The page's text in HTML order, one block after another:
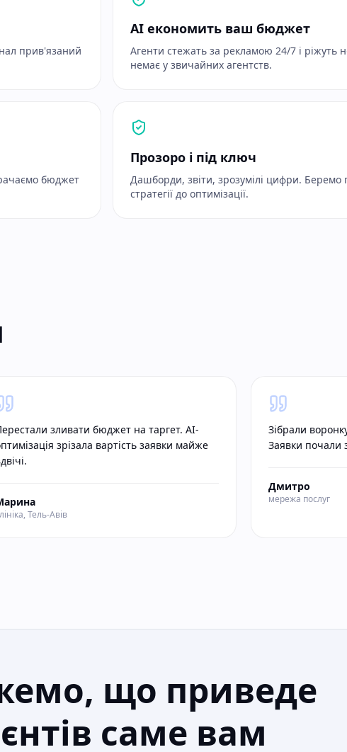
прив'язаний
AI економить ваш бюджет
Агенти стежать за рекламою 24/7 і ріжуть
немає у звичайних агентств.
бюджет
Прозоро і під ключ
Дашборди, звіти, зрозумілі цифри. Беремо
стратегії до оптимізації.
зливати бюджет на таргет. AI-
зрізала вартість заявки майже
Тель-Авів
Зібрали
Заявки почали
Дмитро
мережа послуг
що приведе
саме вам